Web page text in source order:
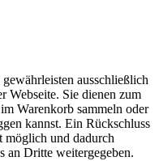
ausschließlich
Webseite. Sie dienen zum
Warenkorb sammeln oder
kannst. Ein Rückschluss
möglich und dadurch
an Dritte weitergegeben.